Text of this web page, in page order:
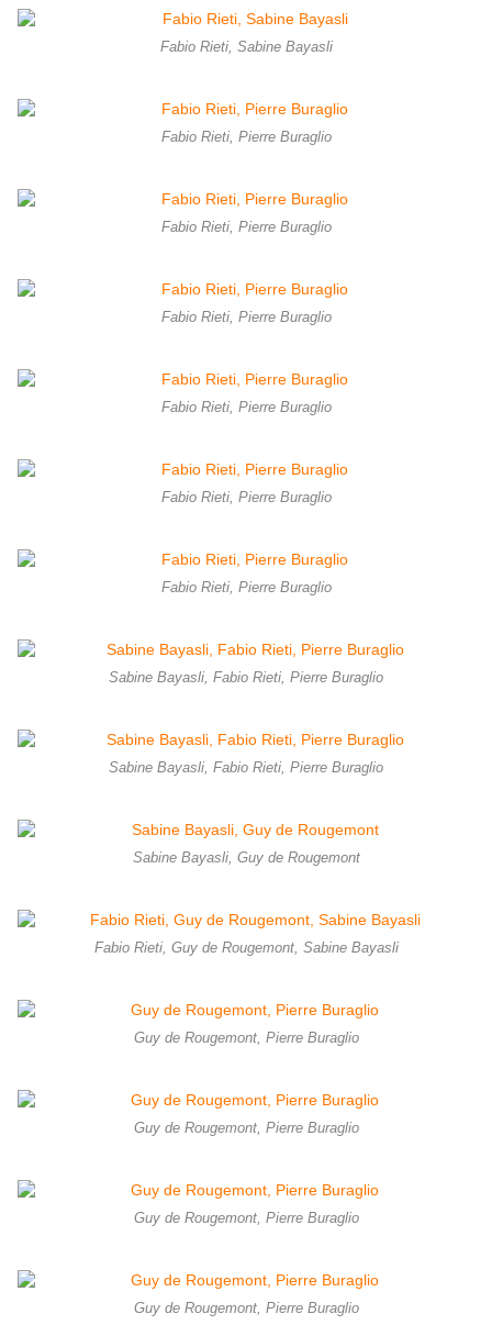
Fabio Rieti, Sabine Bayasli
Fabio Rieti, Pierre Buraglio
Fabio Rieti, Pierre Buraglio
Fabio Rieti, Pierre Buraglio
Fabio Rieti, Pierre Buraglio
Fabio Rieti, Pierre Buraglio
Fabio Rieti, Pierre Buraglio
Sabine Bayasli, Fabio Rieti, Pierre Buraglio
Sabine Bayasli, Fabio Rieti, Pierre Buraglio
Sabine Bayasli, Guy de Rougemont
Fabio Rieti, Guy de Rougemont, Sabine Bayasli
Guy de Rougemont, Pierre Buraglio
Guy de Rougemont, Pierre Buraglio
Guy de Rougemont, Pierre Buraglio
Guy de Rougemont, Pierre Buraglio